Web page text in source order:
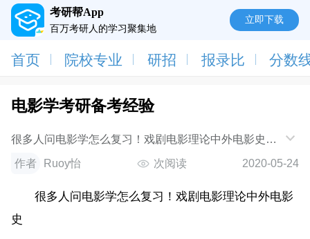
考研帮App
百万考研人的学习聚集地
立即下载
首页 院校专业 研招 报录比 分数
电影学考研备考经验
很多人问电影学怎么复习！戏剧电影理论中外电影史
【中外电影史】我认为买笔记是一个方面，重要的是你
自己要看真题，研究真题，然后从真题方面
作者 Ruoy怡 次阅读 2020-05-24
很多人问电影学怎么复习！戏剧电影理论中外电影
史